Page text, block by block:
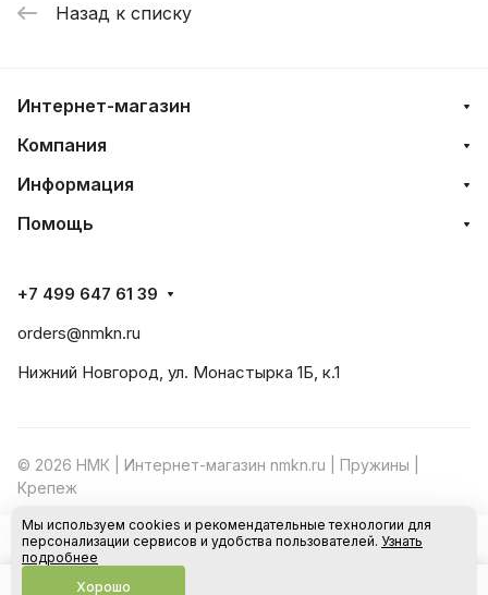
В корзину
Назад к списку
Интернет-магазин
Компания
Информация
Помощь
+7 499 647 61 39
orders@nmkn.ru
Нижний Новгород, ул. Монастырка 1Б, к.1
© 2026 НМК | Интернет-магазин nmkn.ru | Пружины |
Крепеж
Конфиденциальность Оферта
Мы используем cookies и рекомендательные технологии для
персонализации сервисов и удобства пользователей. Узнать
подробнее
Хорошо